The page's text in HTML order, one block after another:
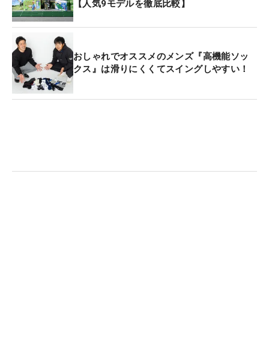
【人気9モデルを徹底比較】
おしゃれでオススメのメンズ『高機能ソッ
クス』は滑りにくくてスイングしやすい！